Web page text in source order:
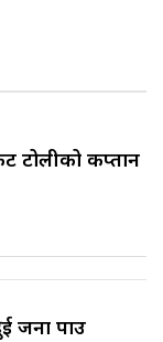
टोलीको कप्तान
पक्राउ